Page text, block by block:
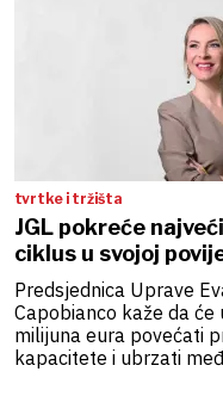
tvrtke i tržišta
JGL pokreće
ciklus u svojoj
Predsjednica Uprave
Capobianco kaže da
milijuna eura povećati
kapacitete i ubrzati